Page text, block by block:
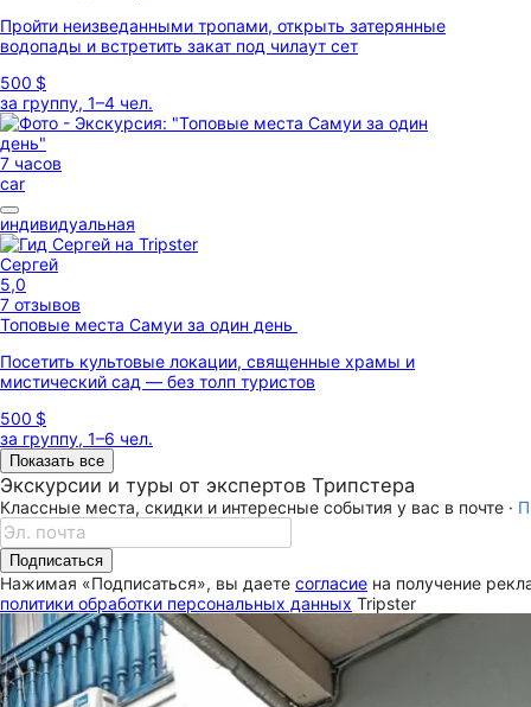
Пройти неизведанными тропами, открыть затерянные
водопады и встретить закат под чилаут сет
500 $
за группу, 1–4 чел.
7 часов
car
индивидуальная
Сергей
5,0
7 отзывов
Топовые места Самуи за один день
Посетить культовые локации, священные храмы и
мистический сад — без толп туристов
500 $
за группу, 1–6 чел.
Показать все
Экскурсии и туры от экспертов Трипстера
Классные места, скидки и интересные события у вас в почте ·
Подписаться
Нажимая «Подписаться», вы даете согласие на получение
политики обработки персональных данных Tripster